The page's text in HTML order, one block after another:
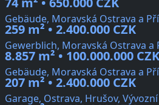
Gebäude, Moravská Ostrava a
259 m² • 2.400.000 CZK
Gewerblich, Moravská Ostrava a
8.857 m² • 100.000.000 CZK
Gebäude, Moravská Ostrava a
207 m² • 2.400.000 CZK
Garage, Ostrava, Hrušov, Vývozní